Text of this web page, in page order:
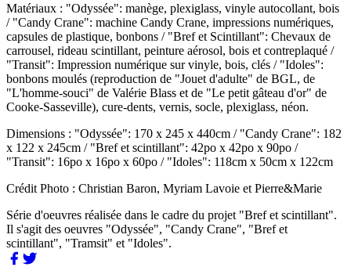
Matériaux : "Odyssée": manège, plexiglass, vinyle autocollant, bois
/ "Candy Crane": machine Candy Crane, impressions numériques,
capsules de plastique, bonbons / "Bref et Scintillant": Chevaux de
carrousel, rideau scintillant, peinture aérosol, bois et contreplaqué /
"Transit": Impression numérique sur vinyle, bois, clés / "Idoles":
bonbons moulés (reproduction de "Jouet d'adulte" de BGL, de
"L'homme-souci" de Valérie Blass et de "Le petit gâteau d'or" de
Cooke-Sasseville), cure-dents, vernis, socle, plexiglass, néon.
Dimensions : "Odyssée": 170 x 245 x 440cm / "Candy Crane": 182
x 122 x 245cm / "Bref et scintillant": 42po x 42po x 90po /
"Transit": 16po x 16po x 60po / "Idoles": 118cm x 50cm x 122cm
Crédit Photo : Christian Baron, Myriam Lavoie et Pierre&Marie
Série d'oeuvres réalisée dans le cadre du projet "Bref et scintillant".
Il s'agit des oeuvres "Odyssée", "Candy Crane", "Bref et
scintillant", "Tramsit" et "Idoles".